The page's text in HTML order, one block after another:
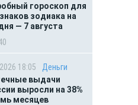
гороскоп для
зодиака на
— 7 августа
18:05
Деньги
выдачи
выросли на 38%
месяцев